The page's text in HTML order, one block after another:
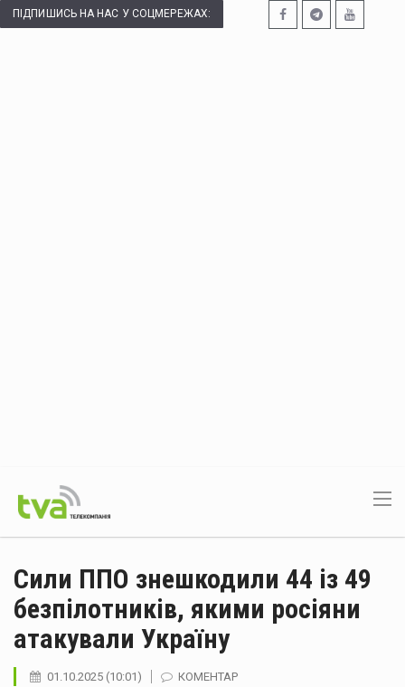
ПІДПИШИСЬ НА НАС У СОЦМЕРЕЖАХ:
Сили ППО знешкодили 44 із 49
безпілотників, якими росіяни
атакували Україну
01.10.2025 (10:01) КОМЕНТАР